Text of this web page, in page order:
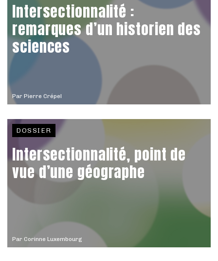
Par Pierre Crépel
Intersectionnalité :
remarques d’un historien des
sciences
Par Corinne Luxembourg
DOSSIER
Intersectionnalité, point de
vue d’une géographe